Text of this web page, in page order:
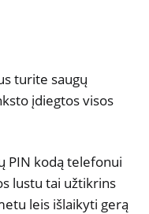
turite saugų
įdiegtos visos
PIN kodą telefonui
lustu tai užtikrins
leis išlaikyti gerą